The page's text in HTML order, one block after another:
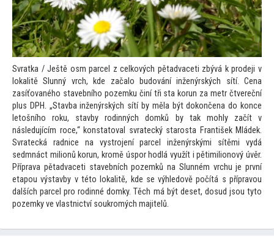
Svratka / Ještě osm parcel z celkových pětadvaceti zbývá k prodeji v
lokalitě Slunný vrch, kde začalo budování inženýrských sítí. Cena
zasíťovaného stavebního pozemku činí tři sta korun za metr čtvereční
plus DPH. „Stavba inženýrských sítí by měla být dokončena do konce
letošního roku, stavby rodinných domků by tak mohly začít v
následujícím roce,“ konstatoval svratecký starosta František Mládek.
Svratecká radnice na vystrojení parcel inženýrskými sítěmi vydá
sedmnáct milionů korun, kromě úspor hodlá využít i pětimilionový úvěr.
Příprava pětadvaceti stavebních pozemků na Slunném vrchu je první
etapou výstavby v této lokalitě, kde se výhledově počítá s přípravou
dalších parcel pro rodinné domky. Těch má být deset, dosud jsou tyto
pozemky ve vlastnictví soukromých majitelů.